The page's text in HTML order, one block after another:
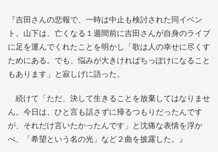
『吉田さんの悲報で、一時は中止も検討された同イベン
ト。山下は、亡くなる１週間前に吉田さんが自身のライブ
に足を運んでくれたことを明かし「歌は人の幸せに尽くす
ためにある。でも、悩みが大きければちっぽけになること
もあります」と寂しげに語った。
続けて「ただ、決して生きることを放棄してはなりませ
ん。今日は、ひと言も話さずに帰るつもりだったんです
が、それだけ言いたかったんです」と沈痛な表情を浮か
べ、「希望という名の光」など２曲を披露した。』